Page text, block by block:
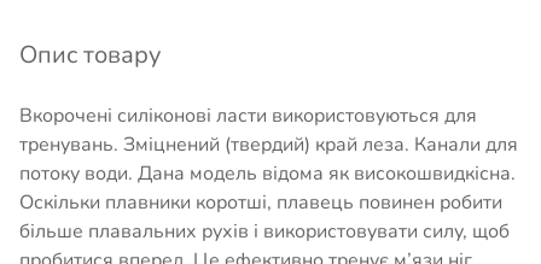
Опис товару
Вкорочені силіконові ласти використовуються для
тренувань. Зміцнений (твердий) край леза. Канали для
потоку води. Дана модель відома як високошвидкісна.
Оскільки плавники коротші, плавець повинен робити
більше плавальних рухів і використовувати силу, щоб